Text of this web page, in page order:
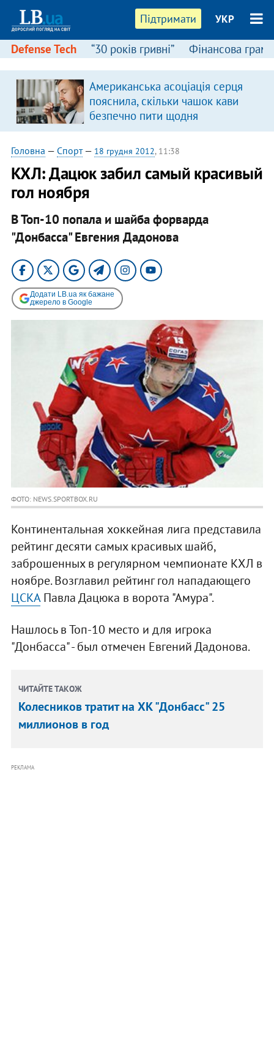
Підтримати УКР
Defense Tech “30 років гривні” Фінансова
Американська асоціація серця
пояснила, скільки чашок кави
безпечно пити щодня
Головна — Спорт— 18 грудня 2012, 11:38
КХЛ: Дацюк забил самый красивый
гол ноября
В Топ-10 попала и шайба форварда
"Донбасса" Евгения Дадонова
Додати LB.ua як бажане
джерело в Google
ФОТО: NEWS.SPORTBOX.RU
Континентальная хоккейная лига представила
рейтинг десяти самых красивых шайб,
заброшенных в регулярном чемпионате КХЛ в
ноябре. Возглавил рейтинг гол нападающего
ЦСКАПавла Дацюка в ворота "Амура".
Нашлось в Топ-10 место и для игрока
"Донбасса" - был отмечен Евгений Дадонова.
ЧИТАЙТЕ ТАКОЖ
Колесников тратит на ХК "Донбасс" 25
миллионов в год
РЕКЛАМА